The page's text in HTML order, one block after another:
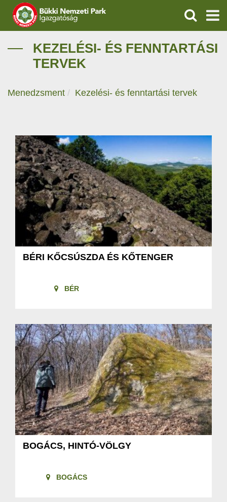
IGAZGATÓSÁG
TERMÉSZETVÉDELEM
VÍZVÉDELEM
OKTATÁS
GEOPARKOK
KAPCSOLAT
KERESÉS
KEZELÉSI- ÉS FENNTARTÁSI
TERVEK
Menedzsment Kezelési- és fenntartási tervek
BÉRI KŐCSÚSZDA ÉS KŐTENGER
BÉR
BOGÁCS, HINTÓ-VÖLGY
BOGÁCS